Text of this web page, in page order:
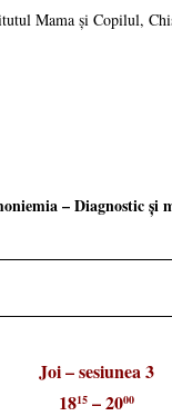
Mama și Copilul,
– Diagnostic și
Joi – sesiunea 3
1815 – 2000